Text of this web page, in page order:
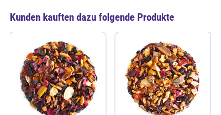
Kunden kauften dazu folgende Produkte